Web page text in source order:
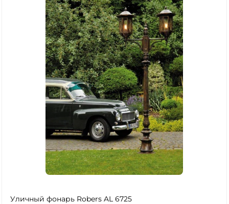
Уличный фонарь Robers AL 6725